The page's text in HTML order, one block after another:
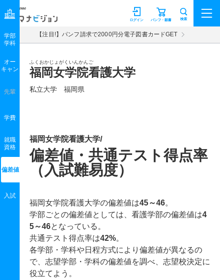
マナビジョン パンフ・願書
ログイン 検索
【注目!】パンフ請求で2000円分電子図書カードGET
ふくおかじょがくいんかんご
福岡女学院看護大学
私立大学 福岡県
学部
学科
オー
キャン
先輩
学費
就職
資格
偏差値
入試
福岡女学院看護大学/
偏差値・共通テスト得点率
（入試難易度）
福岡女学院看護大学の偏差値は45～46。
学部ごとの偏差値としては、看護学部の偏差値は4
5～46となっている。
共通テスト得点率は42%。
各学部・学科や日程方式により偏差値が異なるの
で、志望学部・学科の偏差値を調べ、志望校決定に
役立てよう。